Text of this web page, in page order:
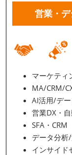
営業・
マーケティ
MA/CRM/
AI活用/デ
営業DX・
SFA・CRM
データ分析
インサイド